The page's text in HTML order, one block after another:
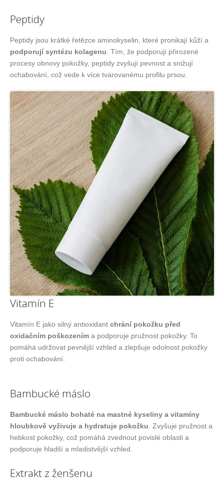
Peptidy
Peptidy jsou krátké řetězce aminokyselin, které pronikají kůží a
podporují syntézu kolagenu . Tím, že podporují přirozené
procesy obnovy pokožky, peptidy zvyšují pevnost a snižují
ochabování, což vede k více tvarovanému profilu prsou.
Vitamín E
Vitamín E jako silný antioxidant chrání pokožku před
oxidačním poškozením a podporuje pružnost pokožky. To
pomáhá udržovat pevnější vzhled a zlepšuje odolnost pokožky
proti ochabování.
Bambucké máslo
Bambucké máslo bohaté na mastné kyseliny a vitamíny
hloubkově vyživuje a hydratuje pokožku . Zvyšuje pružnost a
hebkost pokožky, což pomáhá zvednout povislé oblasti a
podporuje hladší a mladistvější vzhled.
Extrakt z ženšenu